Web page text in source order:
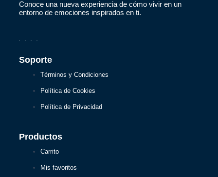
Conoce una nueva experiencia de cómo vivir en un
entorno de emociones inspirados en ti.
Soporte
Términos y Condiciones
Política de Cookies
Política de Privacidad
Productos
Carrito
Mis favoritos